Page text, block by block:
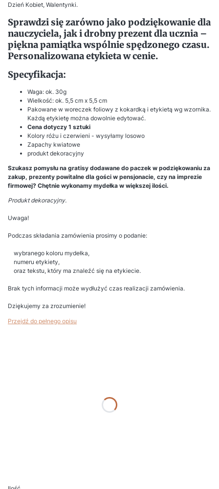
Dzień Kobiet, Walentynki.
Sprawdzi się zarówno jako podziękowanie dla
nauczyciela, jak i drobny prezent dla ucznia –
piękna pamiątka wspólnie spędzonego czasu.
Personalizowana etykieta w cenie.
Specyfikacja:
Waga: ok. 30g
Wielkość: ok. 5,5 cm x 5,5 cm
Pakowane w woreczek foliowy z kokardką i etykietą wg wzornika.
Każdą etykietę można dowolnie edytować.
Cena dotyczy 1 sztuki
Kolory różu i czerwieni - wysyłamy losowo
Zapachy kwiatowe
produkt dekoracyjny
Szukasz pomysłu na gratisy dodawane do paczek w podziękowaniu za
zakup, prezenty powitalne dla gości w pensjonacie, czy na imprezie
firmowej? Chętnie wykonamy mydełka w większej ilości.
Produkt dekoracyjny.
Uwaga!
Podczas składania zamówienia prosimy o podanie:
wybranego koloru mydełka,
numeru etykiety,
oraz tekstu, który ma znaleźć się na etykiecie.
Brak tych informacji może wydłużyć czas realizacji zamówienia.
Dziękujemy za zrozumienie!
Przejdź do pełnego opisu
Nr etykiety (gdy bez etykiety wpisz "BRAK")